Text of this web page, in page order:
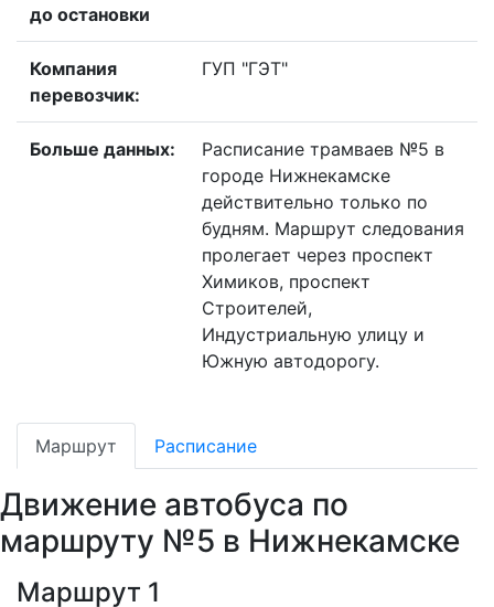
до остановки
Компания
перевозчик:
ГУП "ГЭТ"
Больше данных:
Расписание трамваев №5 в
городе Нижнекамске
действительно только по
будням. Маршрут следования
пролегает через проспект
Химиков, проспект
Строителей,
Индустриальную улицу и
Южную автодорогу.
Маршрут Расписание
Движение автобуса по
маршруту №5 в Нижнекамске
Маршрут 1